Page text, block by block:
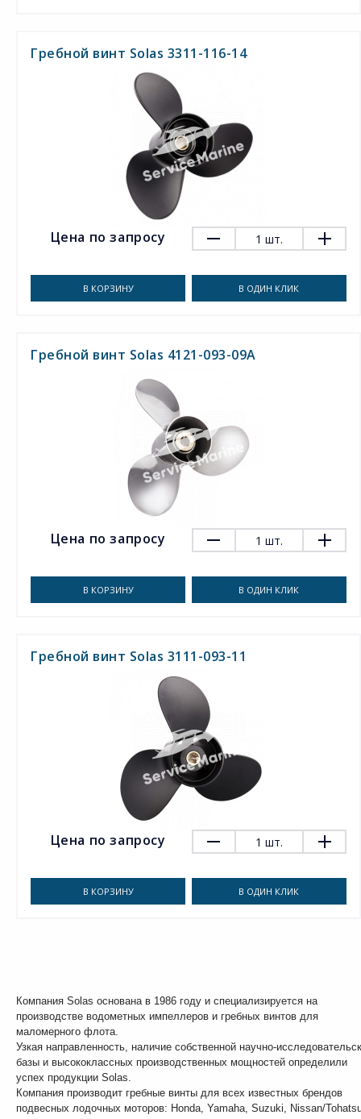
Гребной винт Solas 3311-116-14
Цена по запросу 1 шт.
В КОРЗИНУ В ОДИН КЛИК
Гребной винт Solas 4121-093-09A
Цена по запросу 1 шт.
В КОРЗИНУ В ОДИН КЛИК
Гребной винт Solas 3111-093-11
Цена по запросу 1 шт.
В КОРЗИНУ В ОДИН КЛИК
Компания Solas основана в 1986 году и специализируется на
производстве водометных импеллеров и гребных винтов для
маломерного флота.
Узкая направленность, наличие собственной научно-
базы и высококлассных производственных мощностей определили
успех продукции Solas.
Компания производит гребные винты для всех известных брендов
подвесных лодочных моторов: Honda, Yamaha, Suzuki, Nissan/